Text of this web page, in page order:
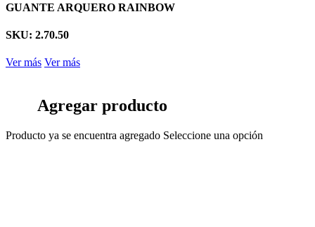
GUANTE ARQUERO RAINBOW
SKU: 2.70.50
Ver más Ver más
Agregar producto
Producto ya se encuentra agregado Seleccione una opción